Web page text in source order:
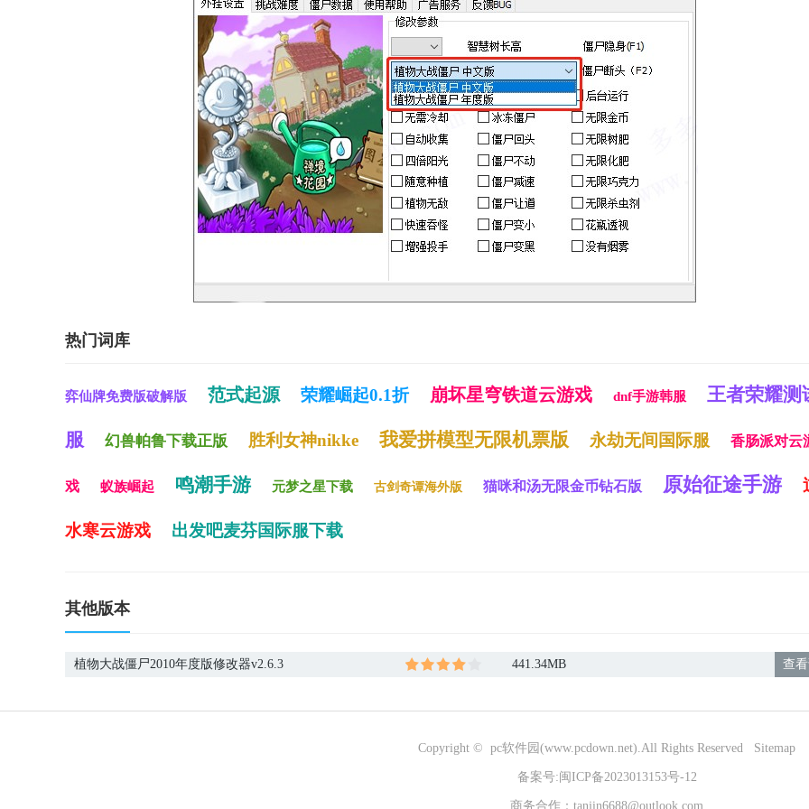
热门词库
弈仙牌免费版破解版 范式起源 荣耀崛起0.1折 崩坏星穹铁道云游戏 dnf手游韩服 王者荣耀测
服 幻兽帕鲁下载正版 胜利女神nikke 我爱拼模型无限机票版 永劫无间国际服 香肠派对云
戏 蚁族崛起 鸣潮手游 元梦之星下载 古剑奇谭海外版 猫咪和汤无限金币钻石版 原始征途手游
水寒云游戏 出发吧麦芬国际服下载
其他版本
植物大战僵尸2010年度版修改器v2.6.3 441.34MB 查
Copyright © pc软件园(www.pcdown.net).All Rights Reserved Sitemap
备案号:闽ICP备2023013153号-12
商务合作：tanjin6688@outlook.com